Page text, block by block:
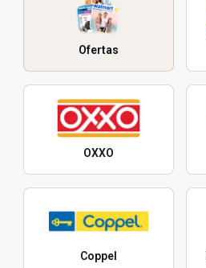
Ofertas
OXXO
Coppel